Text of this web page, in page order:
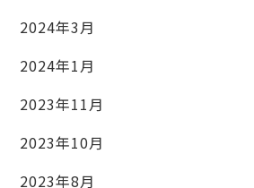
2024年3月
2024年1月
2023年11月
2023年10月
2023年8月